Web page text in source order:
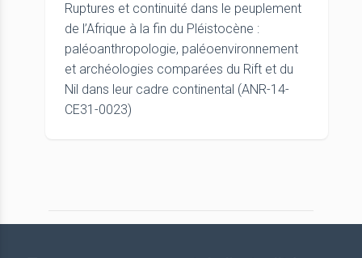
Ruptures et continuité dans le peuplement
de l’Afrique à la fin du Pléistocène :
paléoanthropologie, paléoenvironnement
et archéologies comparées du Rift et du
Nil dans leur cadre continental (ANR-14-
CE31-0023)